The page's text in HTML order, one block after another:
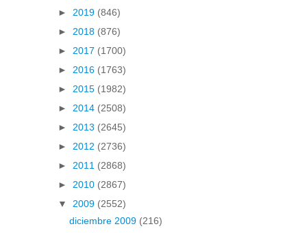
► 2019 (846)
► 2018 (876)
► 2017 (1700)
► 2016 (1763)
► 2015 (1982)
► 2014 (2508)
► 2013 (2645)
► 2012 (2736)
► 2011 (2868)
► 2010 (2867)
▼ 2009 (2552)
diciembre 2009 (216)